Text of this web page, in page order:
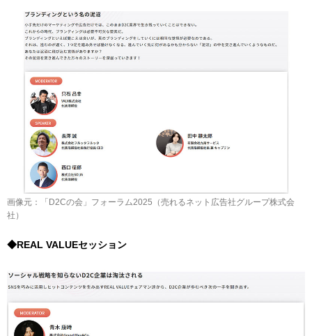
画像元：「D2Cの会」フォーラム2025（売れるネット広告社グループ株式会
社）
◆REAL VALUEセッション